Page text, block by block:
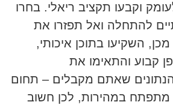
וקבעו תקציב ריאלי. בחרו
להתחלה ואל תפזרו את
השקיעו בתוכן איכותי,
קבוע והתאימו את
שאתם מקבלים – תחום
מתפתח במהירות, לכן חשוב